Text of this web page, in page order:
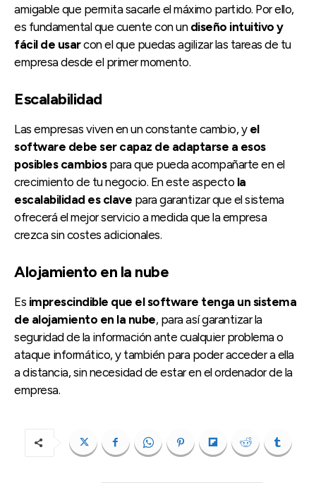
amigable que permita sacarle el máximo partido. Por ello,
es fundamental que cuente con un diseño intuitivo y
fácil de usarcon el que puedas agilizar las tareas de tu
empresa desde el primer momento.
Escalabilidad
Las empresas viven en un constante cambio, y el
software debe ser capaz de adaptarse a esos
posibles cambiospara que pueda acompañarte en el
crecimiento de tu negocio. En este aspecto la
escalabilidad es clave para garantizar que el sistema
ofrecerá el mejor servicio a medida que la empresa
crezca sin costes adicionales.
Alojamiento en la nube
Es imprescindible que el software tenga un sistema
de alojamiento en la nube, para así garantizar la
seguridad de la información ante cualquier problema o
ataque informático, y también para poder acceder a ella
a distancia, sin necesidad de estar en el ordenador de la
empresa.